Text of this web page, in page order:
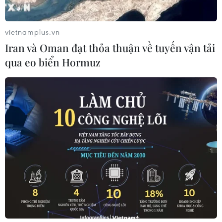
Hàn Quốc tìm cách cứu vãn đàm phán hạt
nhân Mỹ-Triều Tiên
29/05/2019 03:03
Hàn Quốc sẽ tổ chức Diễn đàn vì Hòa bình và Thịnh
vượng với trọng tâm là tìm cách tạo điều kiện cho tiến
trình phi hạt nhân hóa Triều Tiên và duy trì hòa bình trên
bán đảo Triều Tiên.
vietnamplus.vn
Iran và Oman đạt thỏa thuận về tuyến vận tải
qua eo biển Hormuz